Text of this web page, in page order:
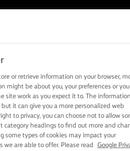
pentru a obține crema de unt
or retrieve information on your browser,
might be about you, your preferences or
site work as you expect it to. The information
it can give you a more personalized web
to privacy, you can choose not to allow
category headings to find out more and
some types of cookies may impact your
are able to offer. Please read
Google